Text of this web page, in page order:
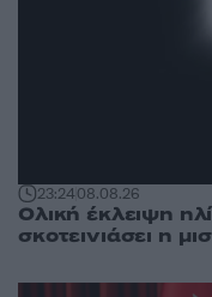
23:2408.08.26
Ολική έκλειψη
σκοτεινιάσει η